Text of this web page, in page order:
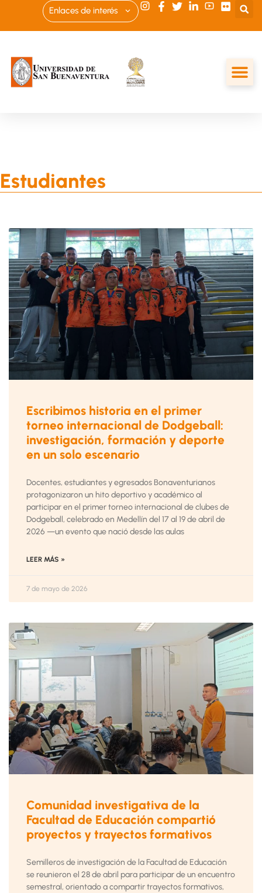
Enlaces de interés
Estudiantes
Escribimos historia en el primer
torneo internacional de Dodgeball:
investigación, formación y deporte
en un solo escenario
Docentes, estudiantes y egresados Bonaventurianos
protagonizaron un hito deportivo y académico al
participar en el primer torneo internacional de clubes de
Dodgeball, celebrado en Medellín del 17 al 19 de abril de
2026 —un evento que nació desde las aulas
LEER MÁS »
7 de mayo de 2026
Comunidad investigativa de la
Facultad de Educación compartió
proyectos y trayectos formativos
Semilleros de investigación de la Facultad de Educación
se reunieron el 28 de abril para participar de un encuentro
semestral, orientado a compartir trayectos formativos,